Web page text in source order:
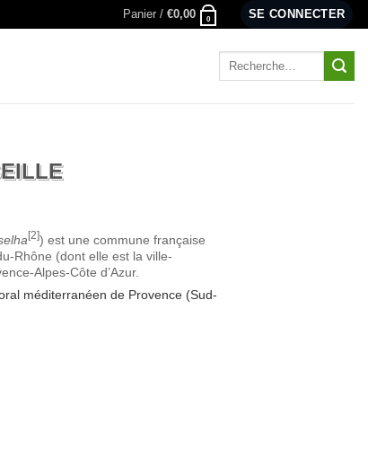
Panier / €0,00 0 SE CONNECTER
Recherche
[2]) est une commune française
Rhône (dont elle est la ville-
Alpes-Côte d’Azur.
méditerranéen de Provence (Sud-